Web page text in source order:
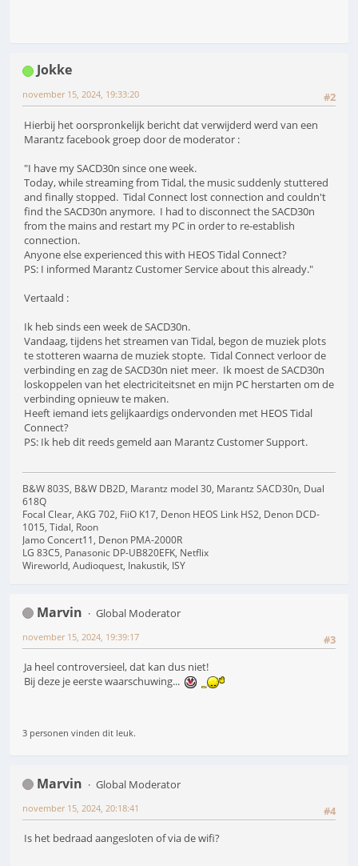
Jokke
#2
november 15, 2024, 19:33:20
Hierbij het oorspronkelijk bericht dat verwijderd werd van een
Marantz facebook groep door de moderator :
"I have my SACD30n since one week.
Today, while streaming from Tidal, the music suddenly stuttered
and finally stopped. Tidal Connect lost connection and couldn't
find the SACD30n anymore. I had to disconnect the SACD30n
from the mains and restart my PC in order to re-establish
connection.
Anyone else experienced this with HEOS Tidal Connect?
PS: I informed Marantz Customer Service about this already."
Vertaald :
Ik heb sinds een week de SACD30n.
Vandaag, tijdens het streamen van Tidal, begon de muziek plots
te stotteren waarna de muziek stopte. Tidal Connect verloor de
verbinding en zag de SACD30n niet meer. Ik moest de SACD30n
loskoppelen van het electriciteitsnet en mijn PC herstarten om de
verbinding opnieuw te maken.
Heeft iemand iets gelijkaardigs ondervonden met HEOS Tidal
Connect?
PS: Ik heb dit reeds gemeld aan Marantz Customer Support.
B&W 803S, B&W DB2D, Marantz model 30, Marantz SACD30n, Dual
618Q
Focal Clear, AKG 702, FiiO K17, Denon HEOS Link HS2, Denon DCD-
1015, Tidal, Roon
Jamo Concert11, Denon PMA-2000R
LG 83C5, Panasonic DP-UB820EFK, Netflix
Wireworld, Audioquest, Inakustik, ISY
Marvin
Global Moderator
#3
november 15, 2024, 19:39:17
Ja heel controversieel, dat kan dus niet!
Bij deze je eerste waarschuwing...
3 personen vinden dit leuk.
Marvin
Global Moderator
#4
november 15, 2024, 20:18:41
Is het bedraad aangesloten of via de wifi?